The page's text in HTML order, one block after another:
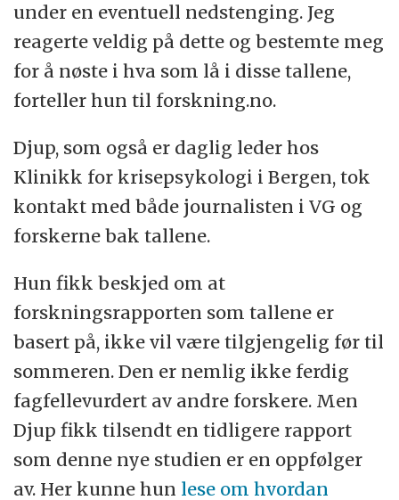
under en eventuell nedstenging. Jeg
reagerte veldig på dette og bestemte meg
for å nøste i hva som lå i disse tallene,
forteller hun til forskning.no.
Djup, som også er daglig leder hos
Klinikk for krisepsykologi i Bergen, tok
kontakt med både journalisten i VG og
forskerne bak tallene.
Hun fikk beskjed om at
forskningsrapporten som tallene er
basert på, ikke vil være tilgjengelig før til
sommeren. Den er nemlig ikke ferdig
fagfellevurdert av andre forskere. Men
Djup fikk tilsendt en tidligere rapport
som denne nye studien er en oppfølger
av. Her kunne hun lese omhvordan